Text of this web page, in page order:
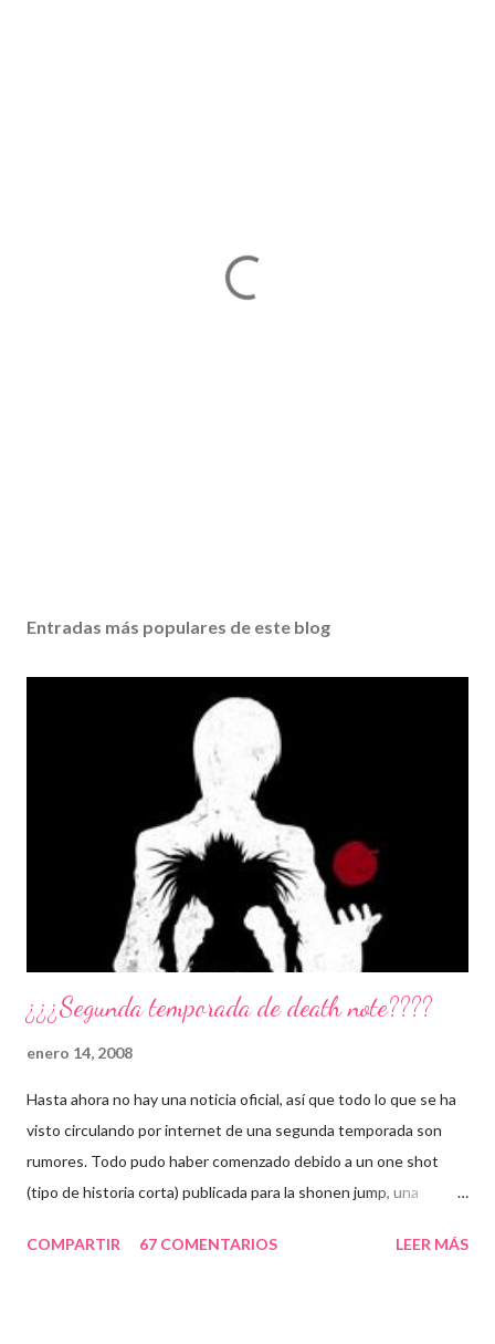
Entradas más populares de este blog
¿¿¿Segunda temporada de death note????
enero 14, 2008
Hasta ahora no hay una noticia oficial, así que todo lo que se ha
visto circulando por internet de una segunda temporada son
rumores. Todo pudo haber comenzado debido a un one shot
(tipo de historia corta) publicada para la shonen jump, una
información y/o Descargar one shot Otra de las confusiones
COMPARTIR 67 COMENTARIOS LEER MÁS